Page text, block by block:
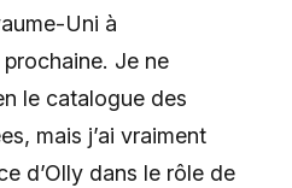
Uni à
prochaine. Je ne
le catalogue des
mais j’ai vraiment
d’Olly dans le rôle de